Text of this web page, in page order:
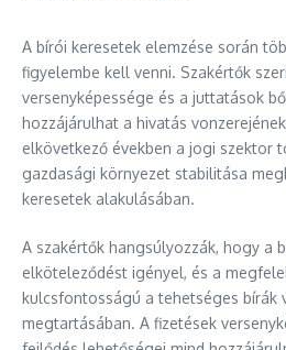
A bírói keresetek elemzése során
figyelembe kell venni. Szakértők
versenyképessége és a juttatások
hozzájárulhat a hivatás
elkövetkező években a jogi szektor
gazdasági környezet stabilitása
keresetek alakulásában.
A szakértők hangsúlyozzák, hogy a
elköteleződést igényel, és a
kulcsfontosságú a tehetséges bírák
megtartásában. A fizetések